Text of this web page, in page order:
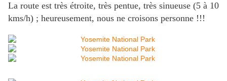
La route est très étroite, très pentue, très sinueuse (5 à 10
kms/h) ; heureusement, nous ne croisons personne !!!